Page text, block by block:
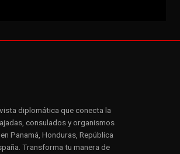
diplomática que conecta la
consulados y organismos
Panamá, Honduras, República
Transforma tu manera de